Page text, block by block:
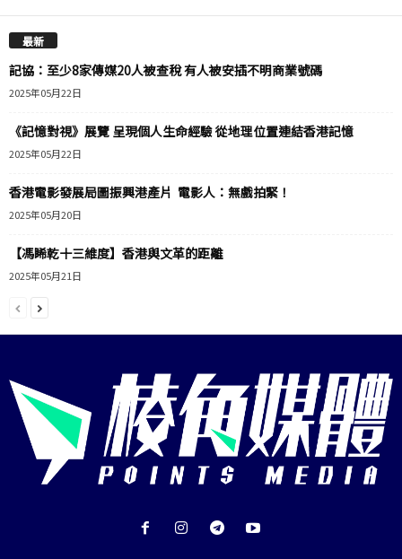
最新
記協：至少8家傳媒20人被查稅 有人被安插不明商業號碼
2025年05月22日
《記憶對視》展覽 呈現個人生命經驗 從地理位置連結香港記憶
2025年05月22日
香港電影發展局圖振興港產片 電影人：無戲拍緊！
2025年05月20日
【馮睎乾十三維度】香港與文革的距離
2025年05月21日